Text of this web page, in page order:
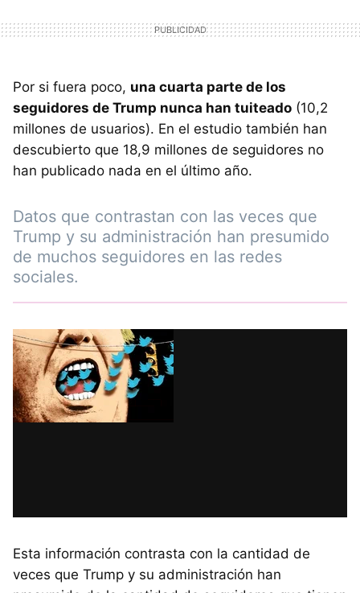
Por si fuera poco, una cuarta parte de los
seguidores de Trump nunca han tuiteado (10,2
millones de usuarios). En el estudio también han
descubierto que 18,9 millones de seguidores no
han publicado nada en el último año.
Datos que contrastan con las veces que
Trump y su administración han presumido
de muchos seguidores en las redes
sociales.
Esta información contrasta con la cantidad de
veces que Trump y su administración han